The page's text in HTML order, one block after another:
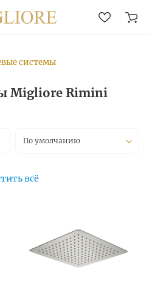
системы
Migliore Rimini
По умолчанию
всё